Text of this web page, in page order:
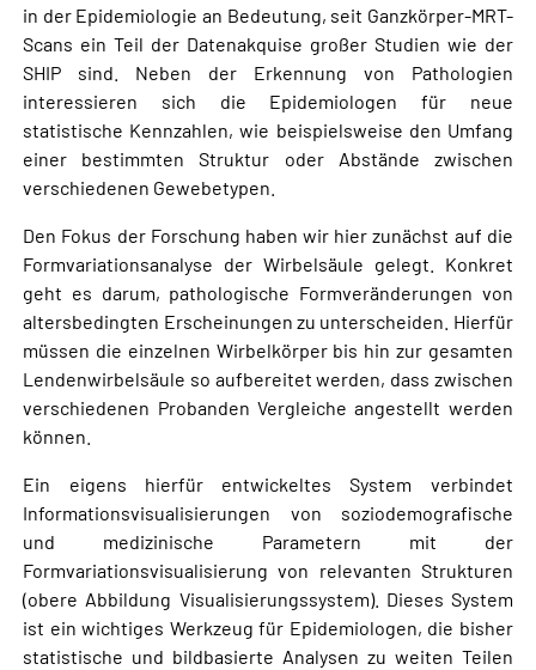
in der Epidemiologie an Bedeutung, seit Ganzkörper-MRT-
Scans ein Teil der Datenakquise großer Studien wie der
SHIP sind. Neben der Erkennung von Pathologien
interessieren sich die Epidemiologen für neue
statistische Kennzahlen, wie beispielsweise den Umfang
einer bestimmten Struktur oder Abstände zwischen
verschiedenen Gewebetypen.
Den Fokus der Forschung haben wir hier zunächst auf die
Formvariationsanalyse der Wirbelsäule gelegt. Konkret
geht es darum, pathologische Formveränderungen von
altersbedingten Erscheinungen zu unterscheiden. Hierfür
müssen die einzelnen Wirbelkörper bis hin zur gesamten
Lendenwirbelsäule so aufbereitet werden, dass zwischen
verschiedenen Probanden Vergleiche angestellt werden
können.
Ein eigens hierfür entwickeltes System verbindet
Informationsvisualisierungen von soziodemografische
und medizinische Parametern mit der
Formvariationsvisualisierung von relevanten Strukturen
(obere Abbildung Visualisierungssystem). Dieses System
ist ein wichtiges Werkzeug für Epidemiologen, die bisher
statistische und bildbasierte Analysen zu weiten Teilen